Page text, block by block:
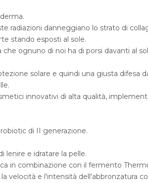
radiazioni danneggiano lo strato di
stando esposti al sole.
ognuno di noi ha di porsi davanti al
solare e quindi una giusta difesa
innovativi di alta qualità,
di II generazione.
lenire e idratare la pelle.
in combinazione con il fermento
velocità e l'intensità dell'abbronzatura